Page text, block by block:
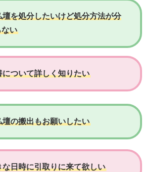
壇を処分したいけど処分方法が分
い
について詳しく知りたい
壇の搬出もお願いしたい
な日時に引取りに来て欲しい